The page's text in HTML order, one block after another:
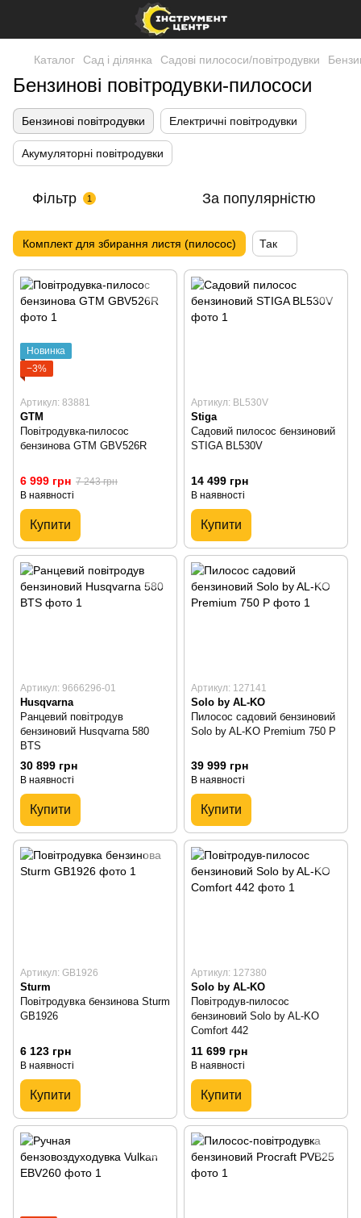
Каталог Сад і ділянка Садові пилососи/повітродувки
Бензинові повітродувки-пилососи
Бензинові повітродувки Електричні повітродувки
Акумуляторні повітродувки
Фільтр 1 За популярністю
Комплект для збирання листя (пилосос) Так
Новинка
−3%
Артикул: 83881
GTM
Повітродувка-пилосос
бензинова GTM GBV526R
6 999 грн 7 243 грн
В наявності
Купити
Артикул: BL530V
Stiga
Садовий пилосос бензиновий
STIGA BL530V
14 499 грн
В наявності
Купити
Артикул: 9666296-01
Husqvarna
Ранцевий повітродув
бензиновий Husqvarna 580
BTS
30 899 грн
В наявності
Купити
Артикул: 127141
Solo by AL-KO
Пилосос садовий бензиновий
Solo by AL-KO Premium 750 P
39 999 грн
В наявності
Купити
Артикул: GB1926
Sturm
Повітродувка бензинова Sturm
GB1926
6 123 грн
В наявності
Купити
Артикул: 127380
Solo by AL-KO
Повітродув-пилосос
бензиновий Solo by AL-KO
Comfort 442
11 699 грн
В наявності
Купити